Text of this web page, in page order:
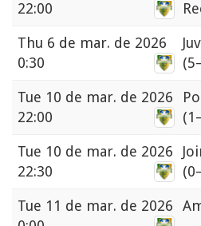
22:00
Thu 6 de mar. de 2026
0:30
Tue 10 de mar. de 2026
22:00
Tue 10 de mar. de 2026
22:30
Tue 11 de mar. de 2026